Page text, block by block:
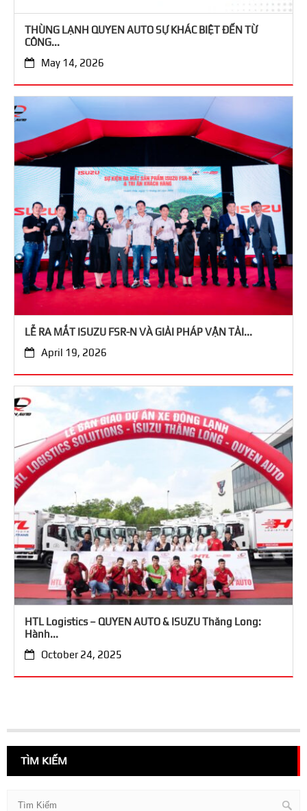
THÙNG LẠNH QUYEN AUTO SỰ KHÁC BIỆT ĐẾN TỪ
CÔNG...
May 14, 2026
LỄ RA MẮT ISUZU FSR-N VÀ GIẢI PHÁP VẬN TẢI...
April 19, 2026
HTL Logistics – QUYEN AUTO & ISUZU Thăng Long:
Hành...
October 24, 2025
TÌM KIẾM